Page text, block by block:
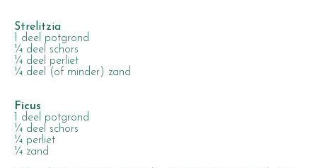
Strelitzia
1 deel potgrond
¼ deel schors
¼ deel perliet
¼ deel (of minder) zand
Ficus
1 deel potgrond
¼ deel schors
¼ perliet
¼ zand